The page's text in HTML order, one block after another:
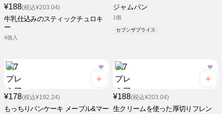
¥188(税込¥203.04)
牛乳仕込みのスティックチュロキ
ー
4個入
ジャムパン
1個
セブンザプライス
¥178(税込¥192.24)
もっちりパンケーキ メープル&マー
¥188(税込¥203.04)
生クリームを使った厚切りフレン